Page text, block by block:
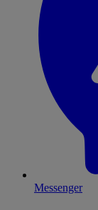
Messenger